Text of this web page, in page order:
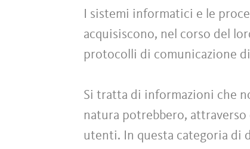
I sistemi informatici e le
acquisiscono, nel corso del
protocolli di comunicazione
Si tratta di informazioni che
natura potrebbero,
utenti. In questa categoria